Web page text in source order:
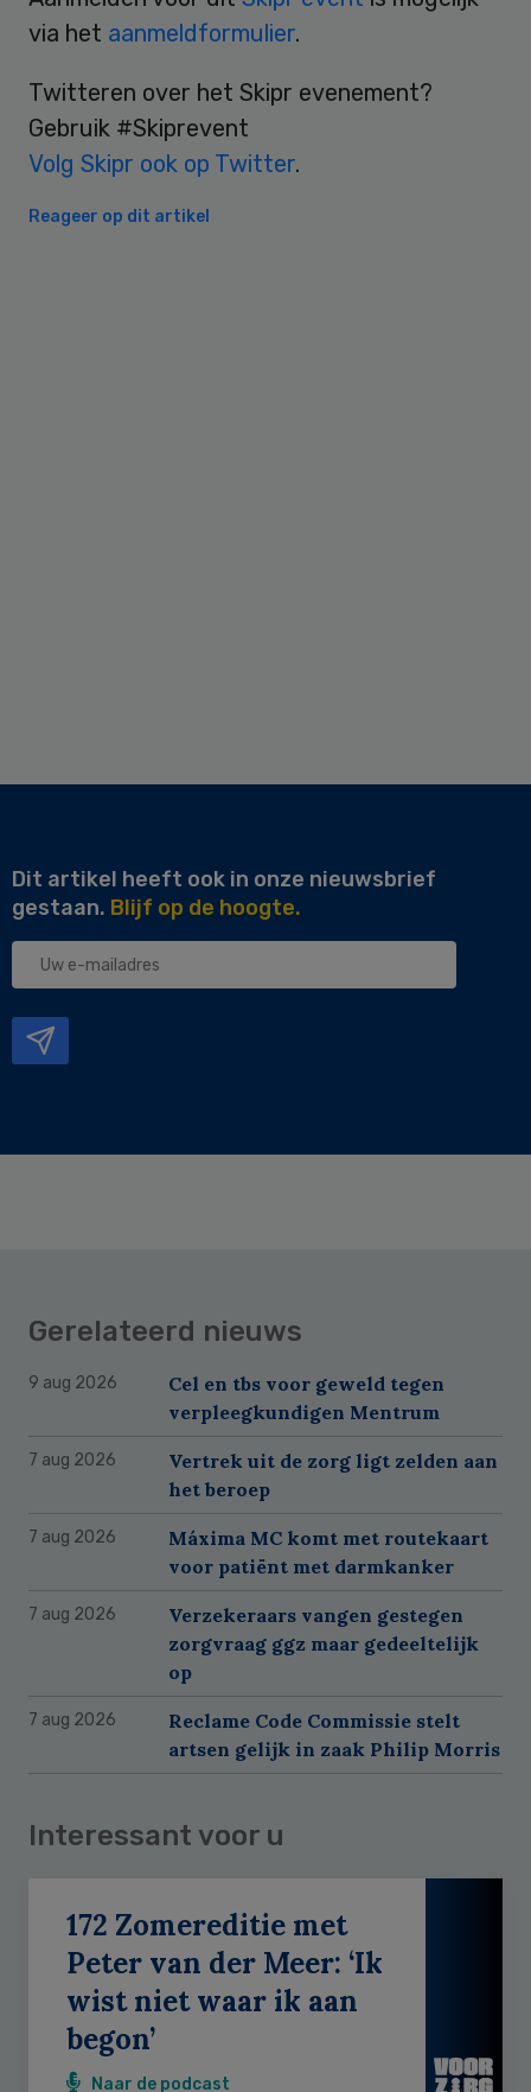
via het aanmeldformulier.
Twitteren over het Skipr evenement?
Gebruik #Skiprevent
Volg Skipr ook op Twitter.
Reageer op dit artikel
Dit artikel heeft ook in onze nieuwsbrief
gestaan. Blijf op de hoogte.
Uw
Gerelateerd nieuws
9 aug 2026
Cel en tbs voor geweld tegen
verpleegkundigen Mentrum
7 aug 2026
Vertrek uit de zorg ligt zelden aan
het beroep
7 aug 2026
Máxima MC komt met routekaart
voor patiënt met darmkanker
7 aug 2026
Verzekeraars vangen gestegen
zorgvraag ggz maar gedeeltelijk
op
7 aug 2026
Reclame Code Commissie stelt
artsen gelijk in zaak Philip Morris
Interessant voor u
172 Zomereditie met
Peter van der Meer: ‘Ik
wist niet waar ik aan
begon’
Naar de podcast